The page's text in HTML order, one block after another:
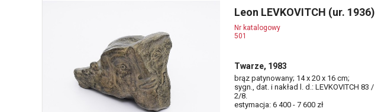
Leon LEVKOVITCH (ur. 1936)
Nr katalogowy
501
Twarze, 1983
brąz patynowany; 14 x 20 x 16 cm;
sygn., dat. i nakład l. d.: LEVKOVITCH 83 /
2/8.
estymacja: 6 400 - 7 600 zł